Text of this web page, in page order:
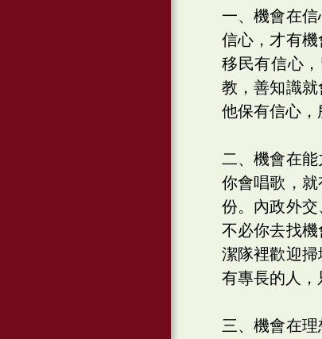
一、機會在
信心，才有機
移民有信心
教，善知識
他保有信心，
二、機會在能
你會唱歌，
份。內政外
不必你去找
潔隊裡歡迎掃
有專長的人，
三、機會在